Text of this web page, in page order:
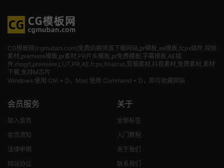
CG模板网(cgmuban.com)免费后期资源下载网站,pr模板,ae模板,fcpx插件,视频
素材 ,premiere模板,pr素材,PR片头模板,pr免费模板,字幕模板,AE插
件,mogrt,premiere,LUT,PR,AE,fcpx,finalcut,剪辑素材,抖音素材,免费素材,素材
下载,支持M芯片
Windows 使用 Ctrl + D，Mac 使用 Command + D，即可收藏网站
会员服务
加入会员
会员须知
法律申明
网站协议
关于
全部标签
入门教程
关于我们
联系我们